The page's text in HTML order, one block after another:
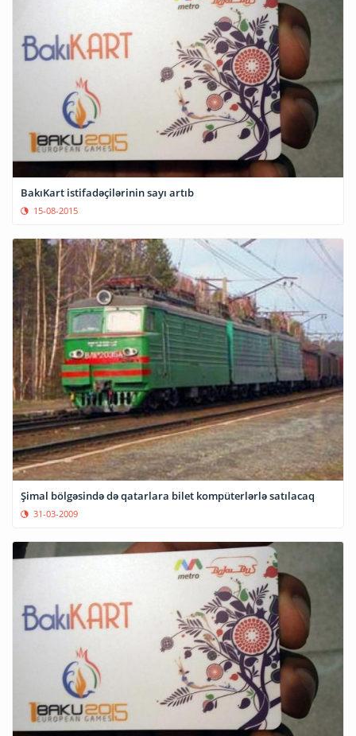
BakıKart istifadəçilərinin sayı artıb
15-08-2015
Şimal bölgəsində də qatarlara bilet kompüterlərlə satılacaq
31-03-2009